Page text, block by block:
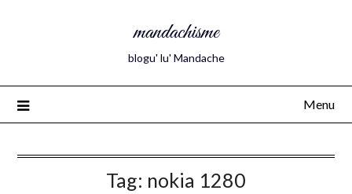
mandachisme
blogu' lu' Mandache
Menu
Tag: nokia 1280